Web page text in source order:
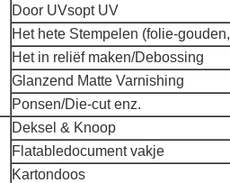
Door UVsopt UV
Het hete Stempelen (folie-
Het in reliëf maken/Debossing
Glanzend Matte Varnishing
Ponsen/Die-cut enz.
Deksel & Knoop
Flatabledocument vakje
Kartondoos